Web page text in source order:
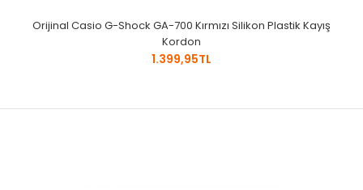
Orijinal Casio G-Shock GA-700 Kırmızı Silikon Plastik Kayış
Kordon
1.399,95TL